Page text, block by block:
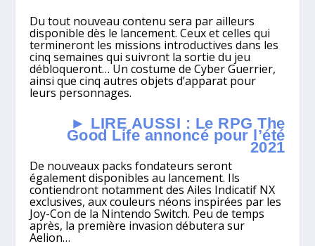
Du tout nouveau contenu sera par ailleurs
disponible dès le lancement. Ceux et celles qui
termineront les missions introductives dans les
cinq semaines qui suivront la sortie du jeu
débloqueront… Un costume de Cyber Guerrier,
ainsi que cinq autres objets d’apparat pour
leurs personnages.
► LIRE AUSSI : Le RPG The
Good Life annoncé pour l’été
2021
De nouveaux packs fondateurs seront
également disponibles au lancement. Ils
contiendront notamment des Ailes Indicatif NX
exclusives, aux couleurs néons inspirées par les
Joy-Con de la Nintendo Switch. Peu de temps
après, la première invasion débutera sur
Aelion…